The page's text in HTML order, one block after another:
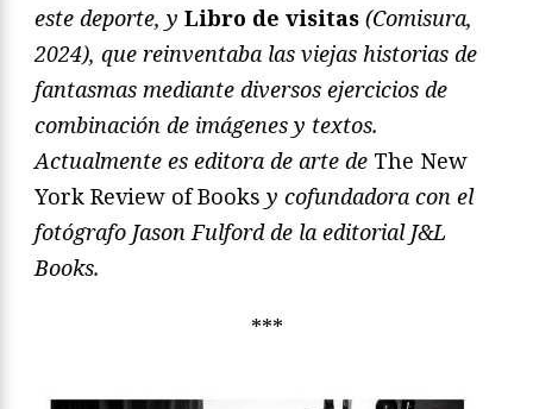
este deporte, y Libro de visitas (Comisura,
2024), que reinventaba las viejas historias de
fantasmas mediante diversos ejercicios de
combinación de imágenes y textos.
Actualmente es editora de arte de The New
York Review of Books y cofundadora con el
fotógrafo Jason Fulford de la editorial J&L
Books.
***